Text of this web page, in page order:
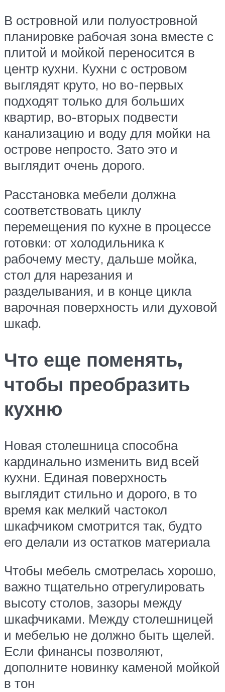
В островной или полуостровной
планировке рабочая зона вместе с
плитой и мойкой переносится в
центр кухни. Кухни с островом
выглядят круто, но во-первых
подходят только для больших
квартир, во-вторых подвести
канализацию и воду для мойки на
острове непросто. Зато это и
выглядит очень дорого.
Расстановка мебели должна
соответствовать циклу
перемещения по кухне в процессе
готовки: от холодильника к
рабочему месту, дальше мойка,
стол для нарезания и
разделывания, и в конце цикла
варочная поверхность или духовой
шкаф.
Что еще поменять,
чтобы преобразить
кухню
Новая столешница способна
кардинально изменить вид всей
кухни. Единая поверхность
выглядит стильно и дорого, в то
время как мелкий частокол
шкафчиком смотрится так, будто
его делали из остатков материала
Чтобы мебель смотрелась хорошо,
важно тщательно отрегулировать
высоту столов, зазоры между
шкафчиками. Между столешницей
и мебелью не должно быть щелей.
Если финансы позволяют,
дополните новинку каменой мойкой
в тон